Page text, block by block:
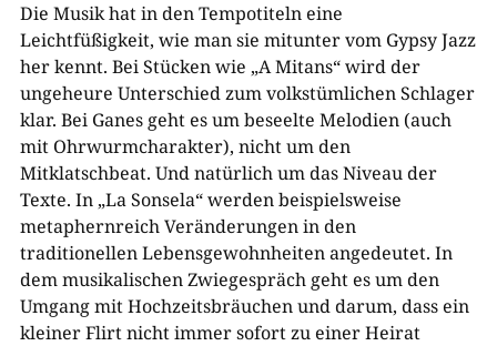
Die Musik hat in den Tempotiteln eine
Leichtfüßigkeit, wie man sie mitunter vom Gypsy Jazz
her kennt. Bei Stücken wie „A Mitans“ wird der
ungeheure Unterschied zum volkstümlichen Schlager
klar. Bei Ganes geht es um beseelte Melodien (auch
mit Ohrwurmcharakter), nicht um den
Mitklatschbeat. Und natürlich um das Niveau der
Texte. In „La Sonsela“ werden beispielsweise
metaphernreich Veränderungen in den
traditionellen Lebensgewohnheiten angedeutet. In
dem musikalischen Zwiegespräch geht es um den
Umgang mit Hochzeitsbräuchen und darum, dass ein
kleiner Flirt nicht immer sofort zu einer Heirat